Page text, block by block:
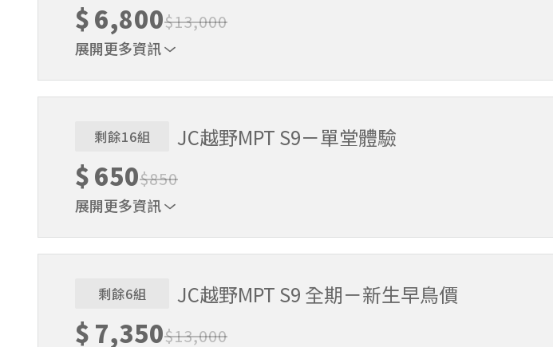
$6,800$13,000
展開更多資訊
(舊生專屬－限定曾參與MPT 3堂課以上的夥伴)
剩餘16組 JC越野MPT S9－單堂體驗
$650$850
展開更多資訊
單堂課程體驗 (紅繩課程除外)
剩餘6組 JC越野MPT S9 全期－新生早鳥價
$ 7,350$13,000